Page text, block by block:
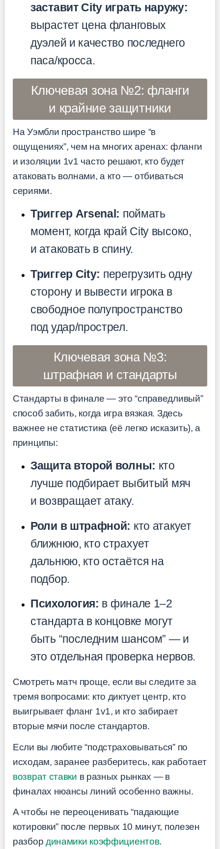
заставит City играть наружу:
вырастет цена фланговых
дуэлей и качество последнего
паса/кросса.
Ключевая зона №2: фланги
и крайние защитники
На Уэмбли пространство шире “в
ощущениях”, чем на многих аренах: фланги
и изоляции 1v1 часто решают, кто будет
атаковать волнами, а кто — отбиваться
сериями.
Триггер Arsenal: поймать
момент, когда край City высоко,
и атаковать в спину.
Триггер City: перегрузить одну
сторону и вывести игрока в
свободное полупространство
под удар/прострел.
Ключевая зона №3:
штрафная и стандарты
Стандарты в финале — это “справедливый”
способ забить, когда игра вязкая. Здесь
важнее не статистика (её легко исказить), а
принципы:
Защита второй волны: кто
лучше подбирает выбитый мяч
и возвращает атаку.
Роли в штрафной: кто атакует
ближнюю, кто страхует
дальнюю, кто остаётся на
подбор.
Психология: в финале 1–2
стандарта в концовке могут
быть “последним шансом” — и
это отдельная проверка нервов.
Смотреть матч проще, если вы следите за
тремя вопросами: кто диктует центр, кто
выигрывает фланг 1v1, и кто забирает
вторые мячи после стандартов.
Если вы любите “подстраховываться” по
исходам, заранее разберитесь, как работает
возврат ставки в разных рынках — в
финалах нюансы линий особенно важны.
А чтобы не переоценивать “падающие
котировки” после первых 10 минут, полезен
разбор динамики коэффициентов.